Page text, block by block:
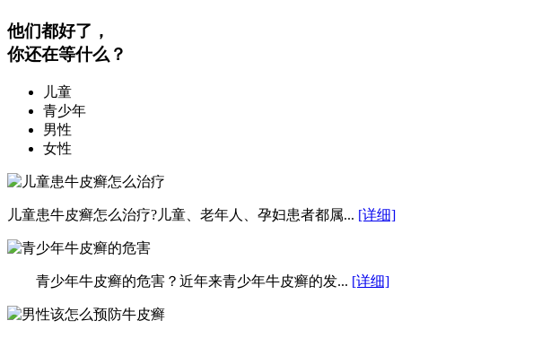
他们都好了，
你还在等什么？
儿童
青少年
男性
女性
儿童患牛皮癣怎么治疗?儿童、老年人、孕妇患者都属... [详细]
青少年牛皮癣的危害？近年来青少年牛皮癣的发... [详细]